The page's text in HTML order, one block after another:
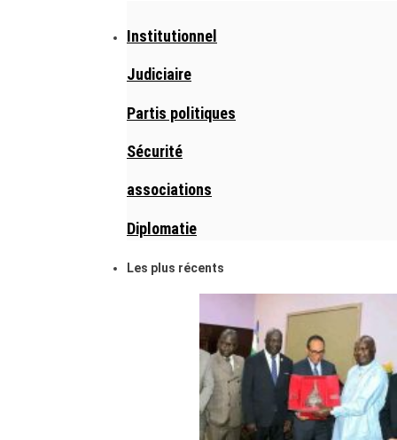
Institutionnel
Judiciaire
Partis politiques
Sécurité
associations
Diplomatie
Les plus récents